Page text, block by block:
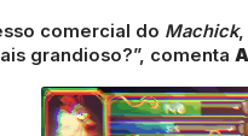
comercial do Machick,
grandioso?”, comenta